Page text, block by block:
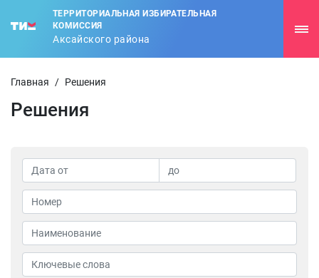
ТЕРРИТОРИАЛЬНАЯ ИЗБИРАТЕЛЬНАЯ
КОМИССИЯ
Аксайского района
Главная / Решения
Решения